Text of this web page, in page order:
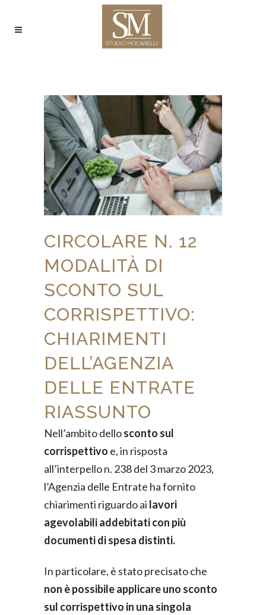
CIRCOLARE N. 12
MODALITÀ DI
SCONTO SUL
CORRISPETTIVO:
CHIARIMENTI
DELL’AGENZIA
DELLE ENTRATE
RIASSUNTO
Nell’ambito dellosconto sul
corrispettivo e, in risposta
all’interpello n. 238 del 3 marzo 2023,
l’Agenzia delle Entrate ha fornito
chiarimenti riguardo ai lavori
agevolabili addebitati con più
documenti di spesa distinti.
In particolare, è stato precisato che
non è possibile applicare uno sconto
sul corrispettivo in una singola